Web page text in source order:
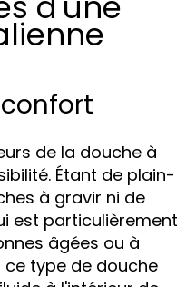
de la douche à
Étant de plain-
à gravir ni de
est particulièrement
âgées ou à
ce type de douche